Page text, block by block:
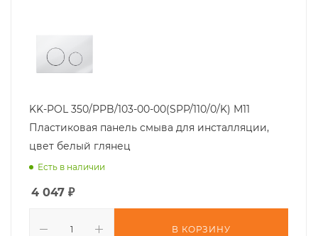
KK-POL 350/PPB/103-00-00(SPP/110/0/K) M11
Пластиковая панель смыва для инсталляции,
цвет белый глянец
Есть в наличии
4 047 ₽
В КОРЗИНУ